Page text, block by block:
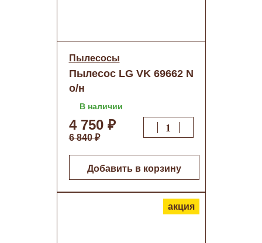
Пылесосы
Пылесос LG VK 69662 N
о/н
В наличии
4 750 ₽
6 840 ₽
Добавить в корзину
акция